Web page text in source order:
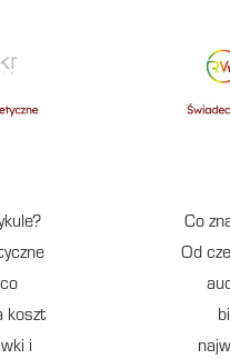
koszt
i
Co
Od